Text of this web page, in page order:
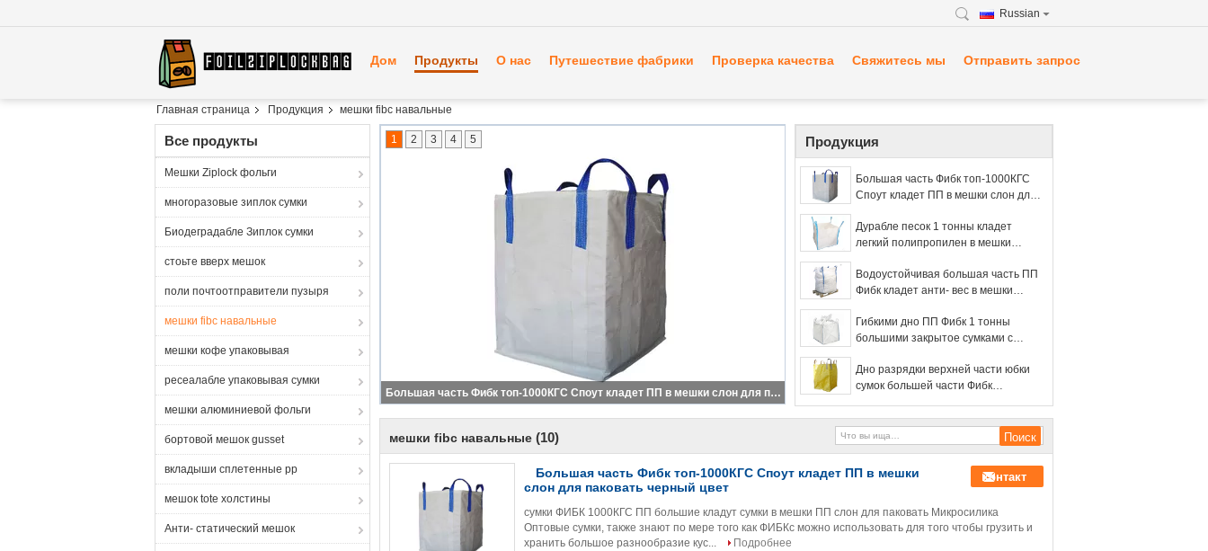
Russian
Дом Продукты О нас Путешествие фабрики Проверка качества Свяжитесь мы Отправить запрос
Главная страница Продукция мешки fibc навальные
Все продукты
Мешки Ziplock фольги
многоразовые зиплок сумки
Биодеградабле Зиплок сумки
стоьте вверх мешок
поли почтоотправители пузыря
мешки fibc навальные
мешки кофе упаковывая
ресеалабле упаковывая сумки
мешки алюминиевой фольги
бортовой мешок gusset
вкладыши сплетенные pp
мешок tote холстины
Анти- статический мешок
Большая часть Фибк топ-1000КГС Споут кладет ПП в мешки слон для паковать черный цвет
1 2 3 4 5 Продукция
Большая часть Фибк топ-1000КГС
Споут кладет ПП в мешки слон для
Дурабле песок 1 тонны кладет
легкий полипропилен в мешки
Водоустойчивая большая часть ПП
Фибк кладет анти- вес в мешки
минерала
Гибкими дно ПП Фибк 1 тонны
большими закрытое сумками с
Дно разрядки верхней части юбки
сумок большей части Фибк
сплетенное
мешки fibc навальные (10)
Большая часть Фибк топ-1000КГС Споут кладет ПП в мешки
слон для паковать черный цвет
контакт
сумки ФИБК 1000КГС ПП большие кладут сумки в мешки ПП слон для паковать Микросилика
Оптовые сумки, также знают по мере того как ФИБКс можно использовать для того чтобы грузить и
хранить большое разнообразие кус...
Подробнее